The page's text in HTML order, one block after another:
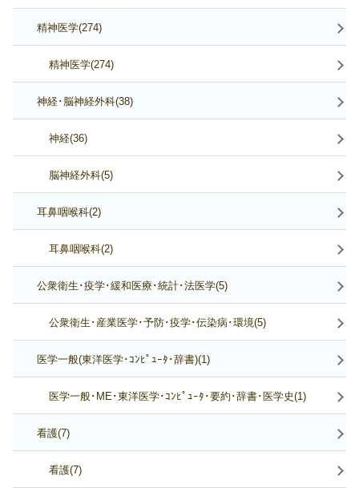
精神医学(274)
精神医学(274)
神経･脳神経外科(38)
神経(36)
脳神経外科(5)
耳鼻咽喉科(2)
耳鼻咽喉科(2)
公衆衛生･疫学･緩和医療･統計･法医学(5)
公衆衛生･産業医学･予防･疫学･伝染病･環境(5)
医学一般(東洋医学･ｺﾝﾋﾟｭｰﾀ･辞書)(1)
医学一般･ME･東洋医学･ｺﾝﾋﾟｭｰﾀ･要約･辞書･医学史(1)
看護(7)
看護(7)